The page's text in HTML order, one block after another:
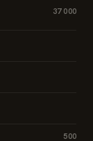
37 000
500